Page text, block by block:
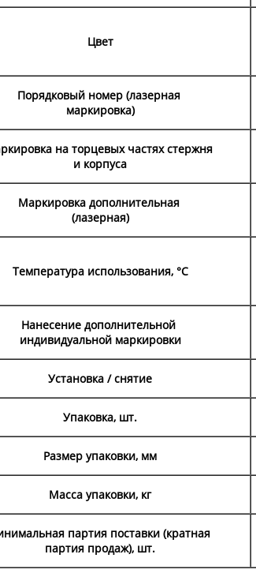
Цвет
Порядковый номер (лазерная
маркировка)
на торцевых частях стержня
и корпуса
Маркировка дополнительная
(лазерная)
Температура использования, °С
Нанесение дополнительной
индивидуальной маркировки
Установка / снятие
Упаковка, шт.
Размер упаковки, мм
Масса упаковки, кг
партия поставки (кратная
партия продаж), шт.